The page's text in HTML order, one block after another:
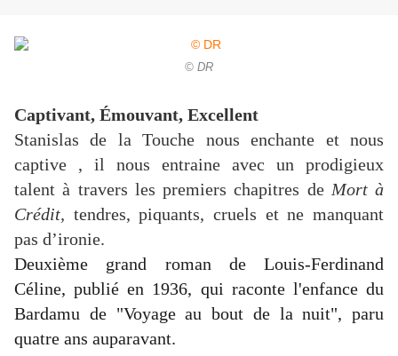
© DR
Captivant, Émouvant, Excellent
Stanislas de la Touche nous enchante et nous
captive , il nous entraine avec un prodigieux
talent à travers les premiers chapitres de Mort à
Crédit, tendres, piquants, cruels et ne manquant
pas d’ironie.
Deuxième grand roman de Louis-Ferdinand
Céline, publié en 1936, qui raconte l'enfance du
Bardamu de "Voyage au bout de la nuit", paru
quatre ans auparavant.